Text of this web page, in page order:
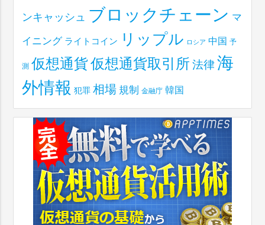
ンキャッシュ ブロックチェーン マ
イニング ライトコイン リップル ロシア 中国 予
測 仮想通貨仮想通貨取引所 法律 海
外情報 犯罪 相場 規制 金融庁 韓国